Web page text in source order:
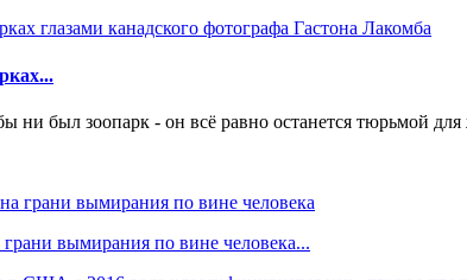
ни был зоопарк - он всё равно останется тюрьмой
вымирания по вине человека...